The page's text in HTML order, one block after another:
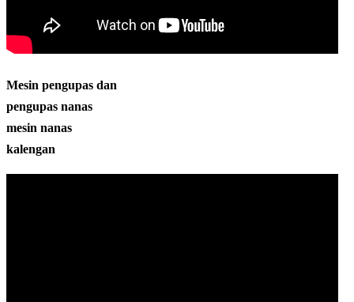
Mesin pengupas dan
pengupas nanas
mesin nanas
kalengan